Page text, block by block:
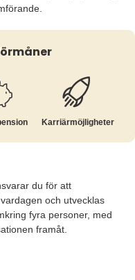
Karriär­möjligheter
du för att
och utvecklas
fyra personer, med
framåt.